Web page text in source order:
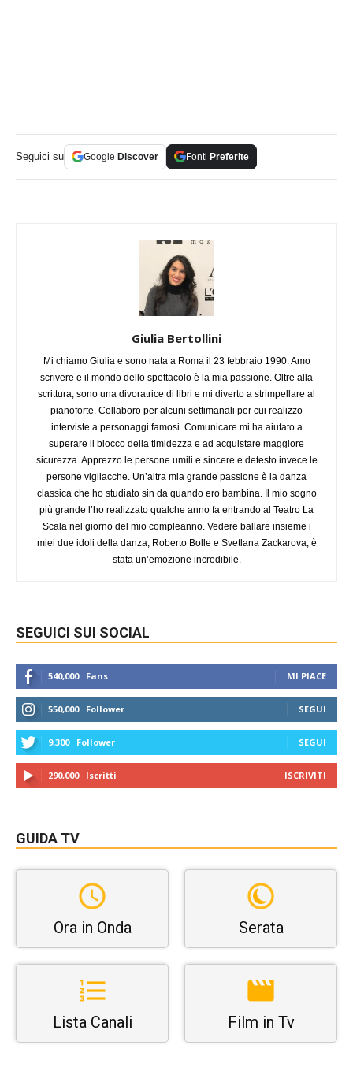
Seguici su Google Discover Fonti Preferite
Giulia Bertollini
Mi chiamo Giulia e sono nata a Roma il 23 febbraio 1990. Amo
scrivere e il mondo dello spettacolo è la mia passione. Oltre alla
scrittura, sono una divoratrice di libri e mi diverto a strimpellare al
pianoforte. Collaboro per alcuni settimanali per cui realizzo
interviste a personaggi famosi. Comunicare mi ha aiutato a
superare il blocco della timidezza e ad acquistare maggiore
sicurezza. Apprezzo le persone umili e sincere e detesto invece le
persone vigliacche. Un’altra mia grande passione è la danza
classica che ho studiato sin da quando ero bambina. Il mio sogno
più grande l’ho realizzato qualche anno fa entrando al Teatro La
Scala nel giorno del mio compleanno. Vedere ballare insieme i
miei due idoli della danza, Roberto Bolle e Svetlana Zackarova, è
stata un’emozione incredibile.
SEGUICI SUI SOCIAL
540,000 Fans MI PIACE
550,000 Follower SEGUI
9,300 Follower SEGUI
290,000 Iscritti ISCRIVITI
GUIDA TV
Ora in Onda Serata
Lista Canali Film in Tv